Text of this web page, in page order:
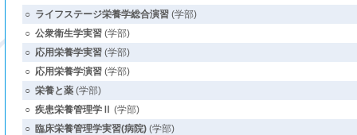
○ ライフステージ栄養学総合演習(学部)
○ 公衆衛生学実習(学部)
○ 応用栄養学実習(学部)
○ 応用栄養学演習(学部)
○ 栄養と薬(学部)
○ 疾患栄養管理学Ⅱ
(学部)
○ 臨床栄養管理学実習(病院)(学部)